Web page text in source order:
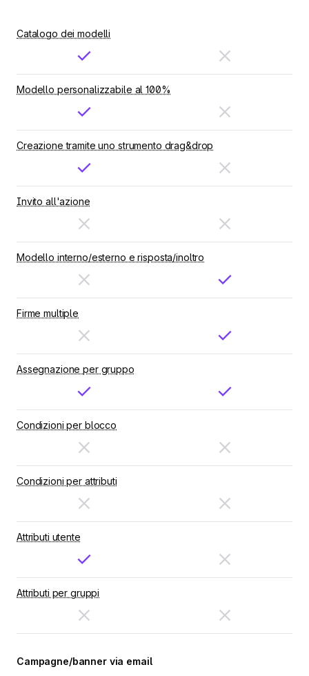
Catalogo dei modelli
Modello personalizzabile al 100%
Creazione tramite uno strumento drag&drop
Invito all'azione
Modello interno/esterno e risposta/inoltro
Firme multiple
Assegnazione per gruppo
Condizioni per blocco
Condizioni per attributi
Attributi utente
Attributi per gruppi
Campagne/banner via email